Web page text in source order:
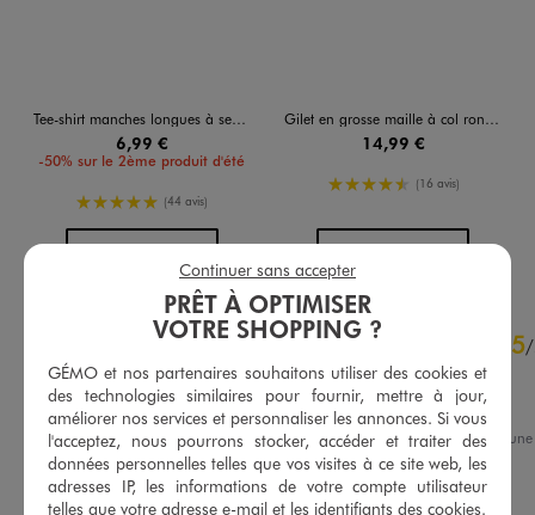
Tee-shirt manches longues à sequins brillants fille
6,99 €
-50% sur le 2ème produit d'été
5/5 de moyenne
(44 avis)
AJOUTERAU PANIER
Gilet en grosse maille à col rond fille
14,99 €
4.5/5 de moyenne
(16 avis)
AJOUTERAU PANIER
4.7/5
Basé sur72 avis soumis à un
contrôle
Voir tous les avis sur ce site
5/
Avis vérifié et récompensé
Très bien
Avis du20/02/2026
, suite à
07/02/2026
par Myriam S.
Utile(0) Signaler
PRÊT À OPTIMISER
VOTRE SHOPPING ?
GÉMO et nos partenaires souhaitons utiliser des cookies et
des technologies similaires pour fournir, mettre à jour,
améliorer nos services et personnaliser les annonces. Si vous
l'acceptez, nous pourrons stocker, accéder et traiter des
données personnelles telles que vos visites à ce site web, les
adresses IP, les informations de votre compte utilisateur
telles que votre adresse e-mail et les identifiants des cookies.
Continuer sans accepter